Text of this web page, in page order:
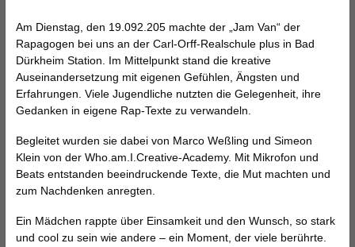
Am Dienstag, den 19.092.205 machte der „Jam Van“ der
Rapagogen bei uns an der Carl-Orff-Realschule plus in Bad
Dürkheim Station. Im Mittelpunkt stand die kreative
Auseinandersetzung mit eigenen Gefühlen, Ängsten und
Erfahrungen. Viele Jugendliche nutzten die Gelegenheit, ihre
Gedanken in eigene Rap-Texte zu verwandeln.
Begleitet wurden sie dabei von Marco Weßling und Simeon
Klein von der Who.am.I.Creative-Academy. Mit Mikrofon und
Beats entstanden beeindruckende Texte, die Mut machten und
zum Nachdenken anregten.
Ein Mädchen rappte über Einsamkeit und den Wunsch, so stark
und cool zu sein wie andere – ein Moment, der viele berührte.